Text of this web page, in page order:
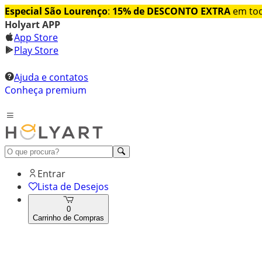
Especial São Lourenço: 15% de DESCONTO EXTRA em
Holyart APP
App Store
Play Store
Ajuda e contatos
Conheça premium
Entrar
Lista de Desejos
0
Carrinho de Compras